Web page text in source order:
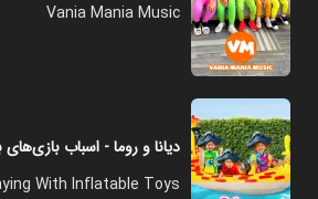
Vania Mania Music
دیانا و روما - اسباب بازی‌های
With Inflatable Toys